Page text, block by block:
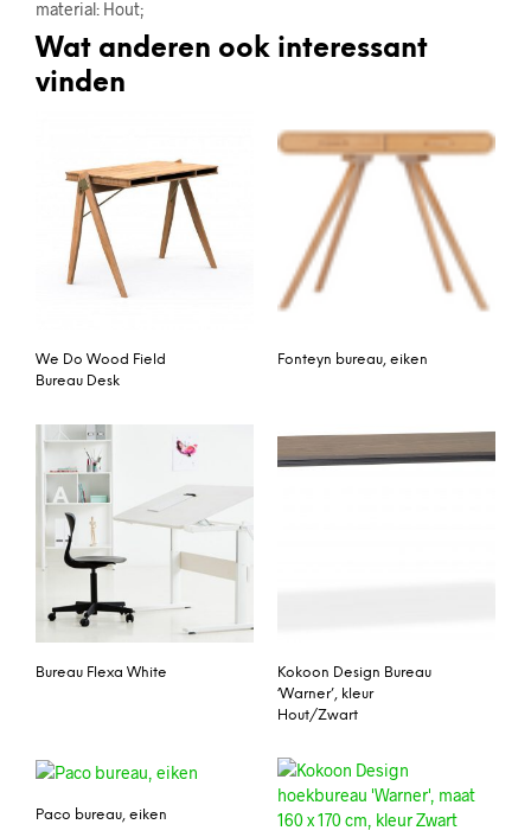
material: Hout;
Wat anderen ook interessant
vinden
We Do Wood Field
Bureau Desk
Fonteyn bureau, eiken
Bureau Flexa White
Kokoon Design Bureau
‘Warner’, kleur
Hout/Zwart
Paco bureau, eiken